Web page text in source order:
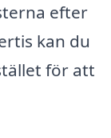
efter
kan du
för att